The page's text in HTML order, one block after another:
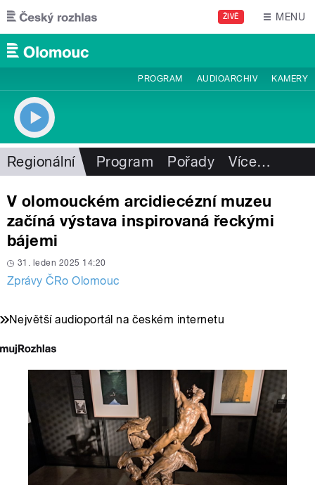
Přejít k hlavnímu obsahu
ŽIVĚ MENU
PROGRAM AUDIOARCHIV KAMERY
Regionální Program Pořady Více…
V olomouckém arcidiecézní muzeu
začíná výstava inspirovaná řeckými
bájemi
31. leden 2025 14:20
Zprávy ČRo Olomouc
Největší audioportál na českém internetu